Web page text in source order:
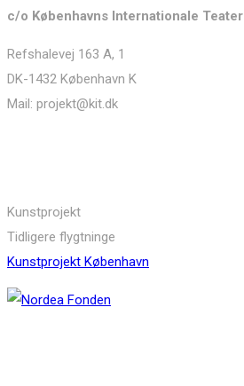
c/o Københavns Internationale Teater
Refshalevej 163 A, 1
DK-1432 København K
Mail: projekt@kit.dk
Kunstprojekt
Tidligere flygtninge
Kunstprojekt København